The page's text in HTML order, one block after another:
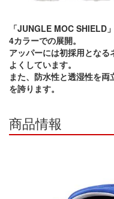
「JUNGLE MOC SHIELD
4カラーでの展開。
アッパーには初採用とな
よくしています。
また、防水性と透湿性を
を誇ります。
商品情報